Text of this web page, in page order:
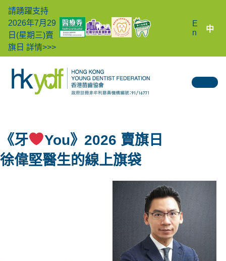
請踴躍支持
2026年7月29
日(星期三)賣
旗日 詳情>>>
E
n
中
《牙
You》2026 賣旗日
徐偉堅醫生的線上旗袋